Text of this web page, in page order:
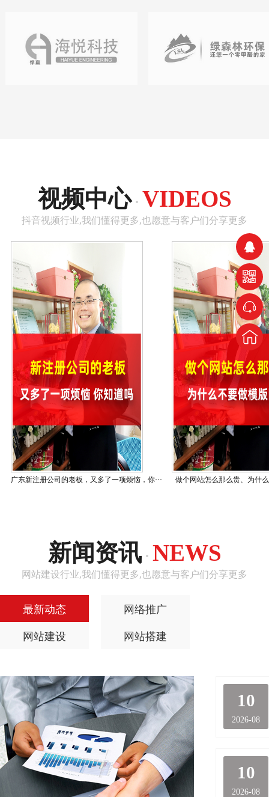
视频中心 · VIDEOS
抖音视频行业,我们懂得更多,也愿意与客户们分享更多
做一个网站贵的离谱？设计还不怎么样？ 广东新注册公司的老板，又多
新闻资讯 · NEWS
网站建设行业,我们懂得更多,也愿意与客户们分享更多
最新动态 网络推广
网站建设 网站搭建
10
2026-08
10
2026-08